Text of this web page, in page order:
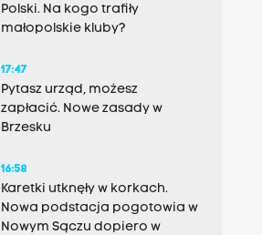
Polski. Na kogo trafiły
małopolskie kluby?
17:47
Pytasz urząd, możesz
zapłacić. Nowe zasady w
Brzesku
16:58
Karetki utknęły w korkach.
Nowa podstacja pogotowia w
Nowym Sączu dopiero w